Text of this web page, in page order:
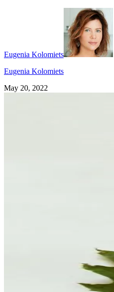
Eugenia Kolomiets
Eugenia Kolomiets
May 20, 2022